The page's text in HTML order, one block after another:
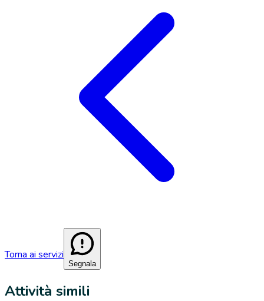
Torna ai servizi
Segnala
Attività simili